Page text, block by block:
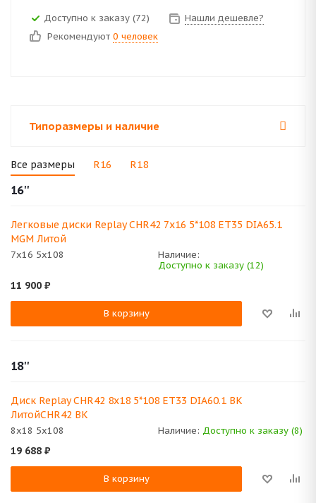
Доступно к заказу (72)
Нашли дешевле?
Рекомендуют 0 человек
Типоразмеры и наличие
Все размеры R16 R18
16''
Легковые диски Replay CHR42 7x16 5*108 ET35 DIA65.1
MGM Литой
7x16 5x108
Наличие:
Доступно к заказу (12)
11 900 ₽
В корзину
18''
Диск Replay CHR42 8x18 5*108 ET33 DIA60.1 BK
ЛитойCHR42 BK
8x18 5x108 Наличие: Доступно к заказу (8)
19 688 ₽
В корзину